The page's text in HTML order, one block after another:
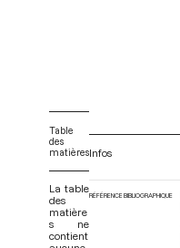
Table
des
matières
La table
des
matière
s ne
contient
Infos
RÉFÉRENCE BIBLIOGRAPHIQUE